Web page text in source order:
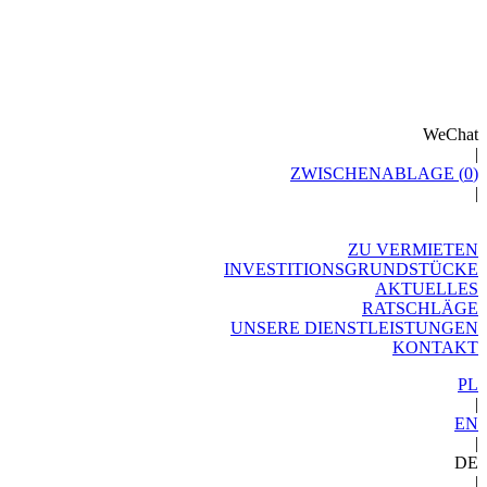
WeChat
|
ZWISCHENABLAGE (0)
|
ZU VERMIETEN
INVESTITIONSGRUNDSTÜCKE
AKTUELLES
RATSCHLÄGE
UNSERE DIENSTLEISTUNGEN
KONTAKT
PL
|
EN
|
DE
|